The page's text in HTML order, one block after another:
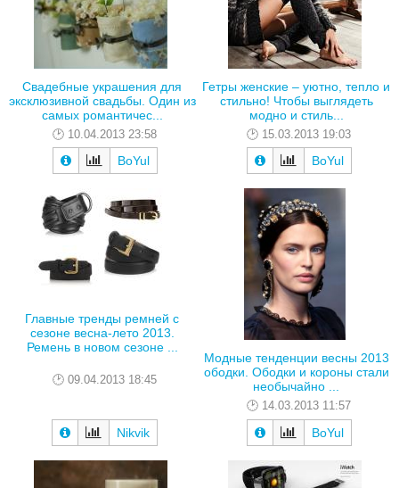
Свадебные украшения для
эксклюзивной свадьбы. Один из
самых романтичес...
10.04.2013 23:58
BoYul
Гетры женские – уютно, тепло и
стильно! Чтобы выглядеть
модно и стиль...
15.03.2013 19:03
BoYul
Главные тренды ремней с
сезоне весна-лето 2013.
Ремень в новом сезоне ...
09.04.2013 18:45
Nikvik
Модные тенденции весны 2013
ободки. Ободки и короны стали
необычайно ...
14.03.2013 11:57
BoYul